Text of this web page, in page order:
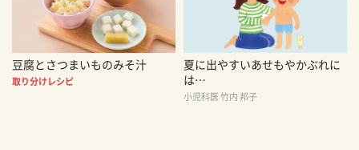
豆腐とさつまいものみそ汁
取り分けレシピ
夏に出やすいあせもやかぶれに
は…
小児科医 竹内 邦子